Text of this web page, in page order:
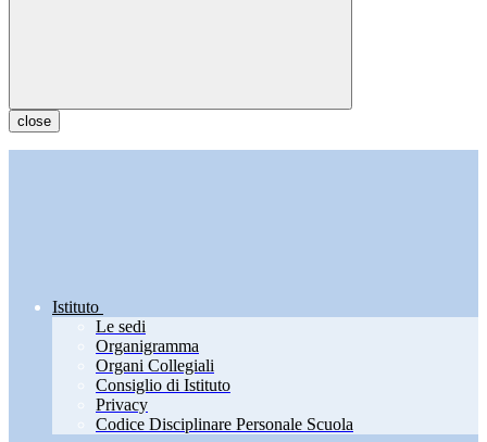
close
Istituto
Le sedi
Organigramma
Organi Collegiali
Consiglio di Istituto
Privacy
Codice Disciplinare Personale Scuola